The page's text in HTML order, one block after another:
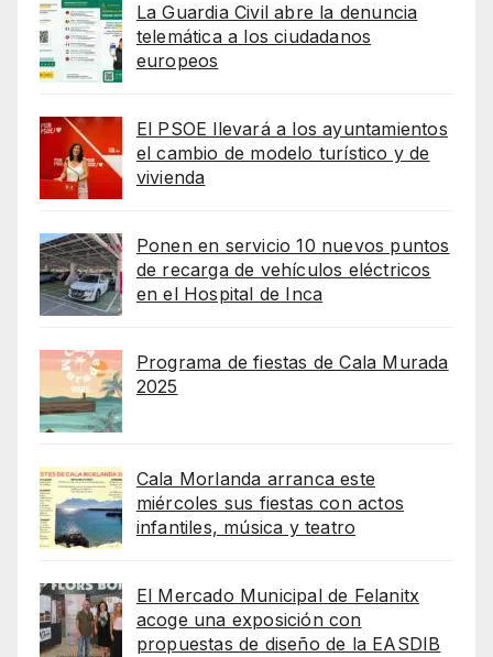
La Guardia Civil abre la denuncia
telemática a los ciudadanos
europeos
El PSOE llevará a los ayuntamientos
el cambio de modelo turístico y de
vivienda
Ponen en servicio 10 nuevos puntos
de recarga de vehículos eléctricos
en el Hospital de Inca
Programa de fiestas de Cala Murada
2025
Cala Morlanda arranca este
miércoles sus fiestas con actos
infantiles, música y teatro
El Mercado Municipal de Felanitx
acoge una exposición con
propuestas de diseño de la EASDIB